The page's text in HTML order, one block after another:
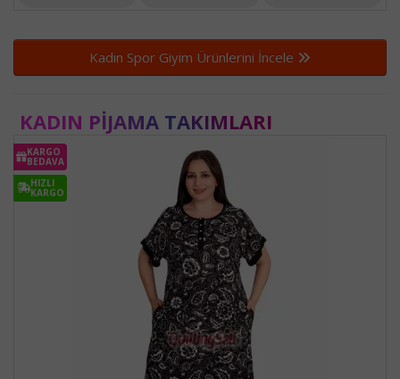
Kadın Spor Giyim Ürünlerini İncele
KADIN PIJAMA TAKIMLARI
KARGO
BEDAVA
HIZLI
KARGO